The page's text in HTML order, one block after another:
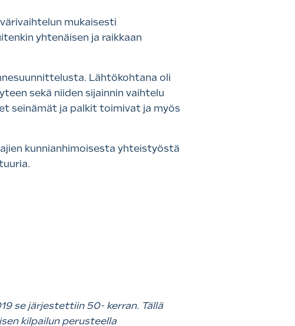
mukaisesti
yhtenäisen ja raikkaan
Lähtökohtana oli
sekä niiden sijainnin vaihtelu
seinämät ja palkit toimivat ja myös
kunnianhimoisesta yhteistyöstä
se järjestettiin 50- kerran. Tällä
kilpailun perusteella